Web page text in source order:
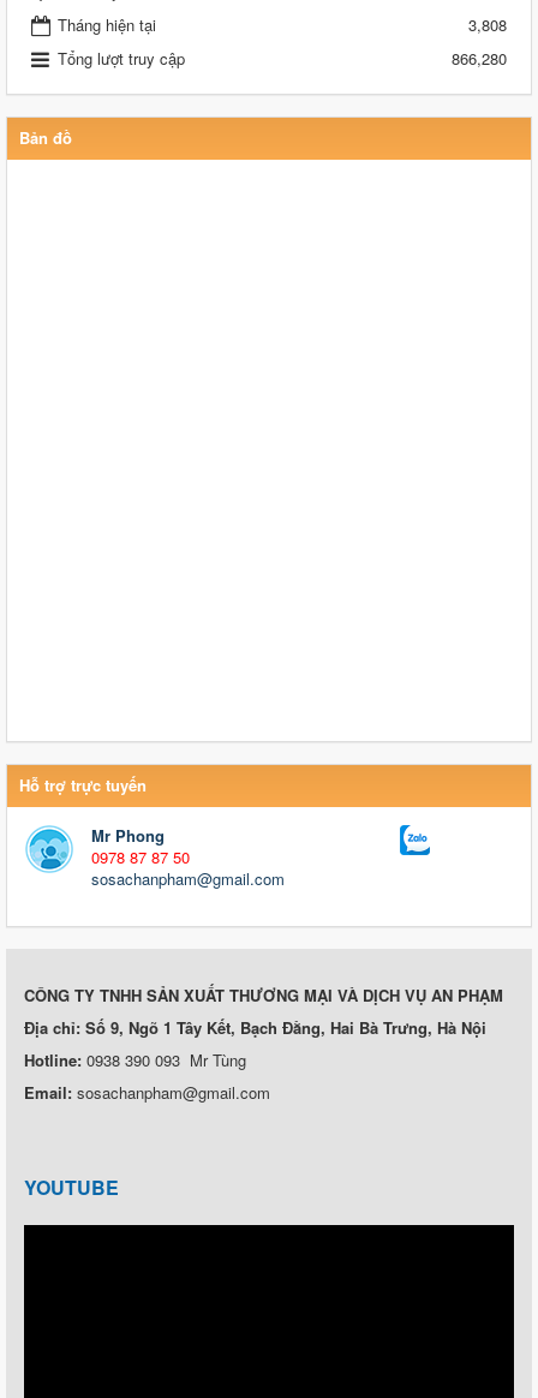
Tháng hiện tại
3,808
Tổng lượt truy cập
866,280
Bản đồ
Hỗ trợ trực tuyến
Mr Phong
0978 87 87 50
sosachanpham@gmail.com
CÔNG TY TNHH SẢN XUẤT THƯƠNG MẠI VÀ DỊCH VỤ AN PHẠM
Địa chỉ: Số 9, Ngõ 1 Tây Kết, Bạch Đằng, Hai Bà Trưng, Hà Nội
Hotline: 0938 390 093 Mr Tùng
Email: sosachanpham@gmail.com
YOUTUBE